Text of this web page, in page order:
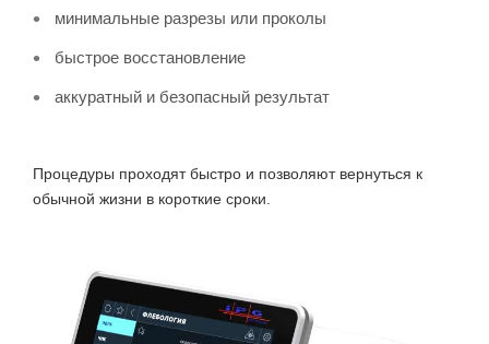
минимальные разрезы или проколы
быстрое восстановление
аккуратный и безопасный результат
Процедуры проходят быстро и позволяют вернуться к
обычной жизни в короткие сроки.